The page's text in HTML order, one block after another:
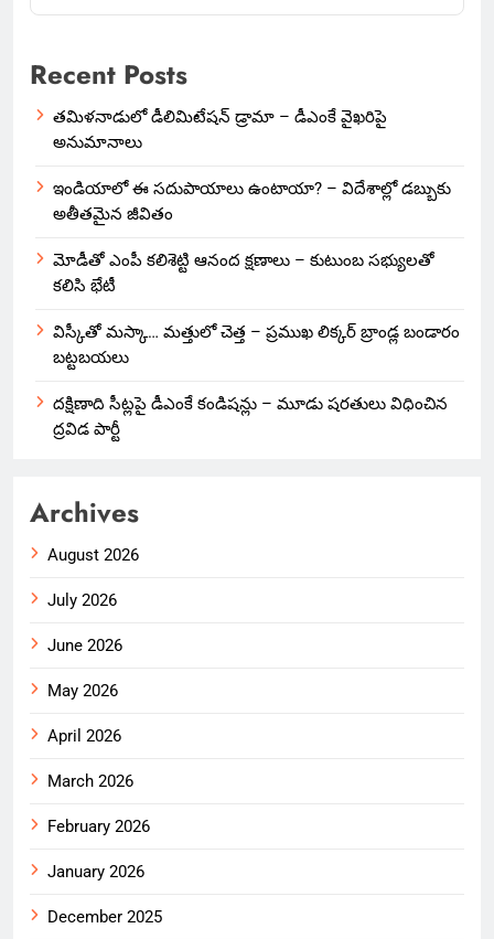
Recent Posts
తమిళనాడులో డీలిమిటేషన్ డ్రామా – డీఎంకే వైఖరిపై
అనుమానాలు
ఇండియాలో‌ ఈ సదుపాయాలు ఉంటాయా? – విదేశాల్లో డబ్బుకు
అతీతమైన జీవితం
మోడీతో ఎంపీ కలిశెట్టి ఆనంద క్షణాలు – కుటుంబ సభ్యులతో
కలిసి భేటీ
విస్కీతో మస్కా… మత్తులో చెత్త – ప్రముఖ లిక్కర్ బ్రాండ్ల బండారం
బట్టబయలు
దక్షిణాది సీట్లపై డీఎంకే కండిషన్లు – మూడు షరతులు విధించిన
ద్రవిడ పార్టీ
Archives
August 2026
July 2026
June 2026
May 2026
April 2026
March 2026
February 2026
January 2026
December 2025